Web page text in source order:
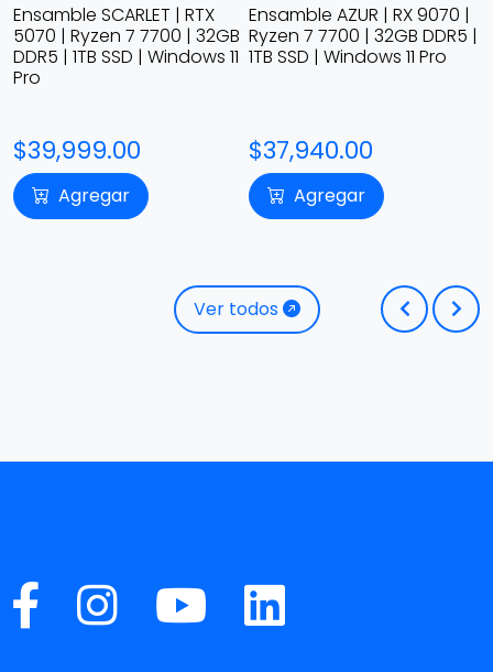
Ensamble AZUR | RX 9070 |
Ryzen 7 7700 | 32GB DDR5 |
1TB SSD | Windows 11 Pro
$37,940.00
Agregar
Ensamble FUSE | RX 9060
XT | Ryzen 7 5700X | 16GB
RAM | 1TB SSD | Windows 11
$24,549.00
Agregar
Ver todos